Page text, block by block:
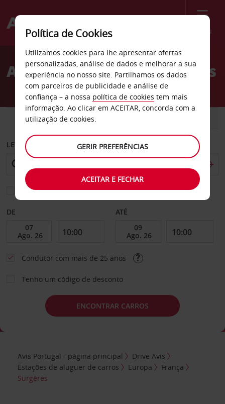
Menu
Welcome
AvisAluguer de carros Surgères
CARRO
LEVANTAR EM
Escolher uma estação de devolução diferente
DE ATÉ
Condutor com mais de 25 anos
Tenho um código de desconto
ENCONTRAR CARROS
Avis Portugal - página principal
Drive Avis
Estações de aluguer de carros
Europa
França
Surgères
Política de Cookies
Utilizamos cookies para lhe apresentar ofertas
personalizadas, análise de dados e melhorar a sua
experiência no nosso site. Partilhamos os dados
com parceiros de publicidade e análise de
confiança – a nossa política de cookies tem mais
informação. Ao clicar em ACEITAR, concorda com a
utilização de cookies.
GERIR PREFERÊNCIAS
ACEITAR E FECHAR